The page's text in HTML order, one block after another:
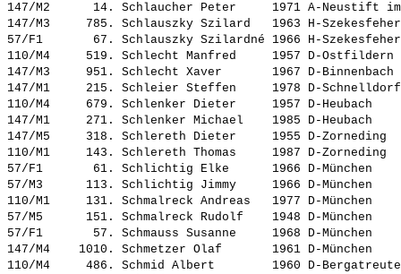
147/M2      14. Schlaucher Peter
1971 A-Neustift
147/M3     785. Schlauszky Szilard
1963 H-
57/F1       67. Schlauszky Szilardné 1966 H-
110/M4     519. Schlecht Manfred
1957 D-
147/M3     951. Schlecht Xaver
1967 D-
147/M1     215. Schleier Steffen
1978 D-
110/M4     679. Schlenker Dieter
1957 D-
147/M1     271. Schlenker Michael
1985 D-
147/M5     318. Schlereth Dieter
1955 D-
110/M1     143. Schlereth Thomas
1987 D-
57/F1       61. Schlichtig Elke
1966 D-
57/M3      113. Schlichtig Jimmy
1966 D-
110/M1     131. Schmalreck Andreas
1977 D-
57/M5      151. Schmalreck Rudolf
1948 D-
57/F1       57. Schmauss Susanne
1968 D-
147/M4    1010. Schmetzer Olaf
1961 D-
110/M4     486. Schmid Albert
1960 D-